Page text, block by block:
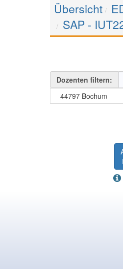
Übersicht
SAP -
Dozenten filtern:
44797 Bochum